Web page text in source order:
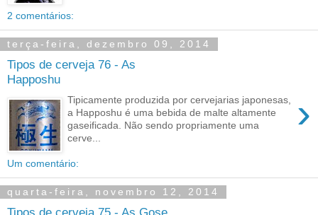
2 comentários:
terça-feira, dezembro 09, 2014
Tipos de cerveja 76 - As
Happoshu
›
Tipicamente produzida por cervejarias japonesas,
a Happoshu é uma bebida de malte altamente
gaseificada. Não sendo propriamente uma
cerve...
Um comentário:
quarta-feira, novembro 12, 2014